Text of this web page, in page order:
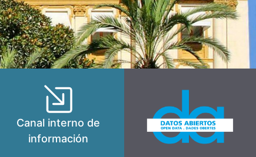
Canal interno de
información